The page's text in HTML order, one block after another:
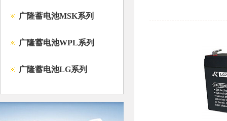
广隆蓄电池MSK系列
广隆蓄电池WPL系列
广隆蓄电池LG系列